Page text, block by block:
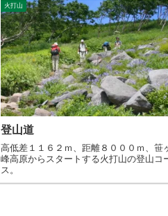
火打山
登山道
高低差１１６２ｍ、距離８０００ｍ、笹
峰高原からスタートする火打山の登山コ
ス。